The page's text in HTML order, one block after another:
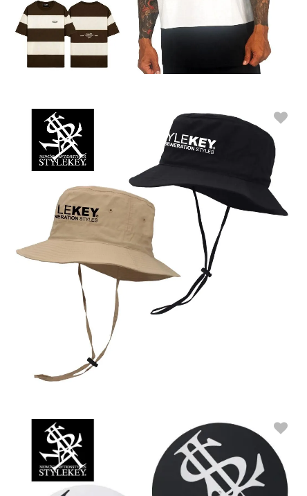
STYLEKEY(スタイルキー) サファリバケットハット STATUS SAFARI
BUCKET HAT(SK26C7-HAT01)
FREE
販売価格：4,500円(税込4,950円)